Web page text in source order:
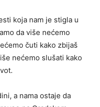
koja nam je stigla u
da više nećemo
čuti kako zbijaš
nećemo slušati kako
a nama ostaje da